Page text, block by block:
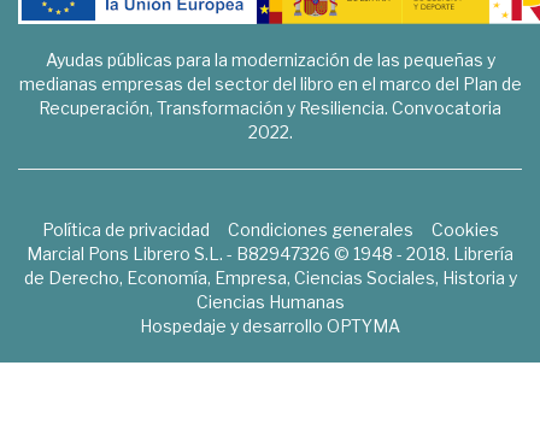
Ayudas públicas para la modernización de las pequeñas y
medianas empresas del sector del libro en el marco del Plan de
Recuperación, Transformación y Resiliencia. Convocatoria
2022.
Política de privacidad Condiciones generales
Cookies
Marcial Pons Librero S.L. - B82947326 © 1948 - 2018. Librería
de Derecho, Economía, Empresa, Ciencias Sociales, Historia y
Ciencias Humanas
Hospedaje y desarrollo OPTYMA